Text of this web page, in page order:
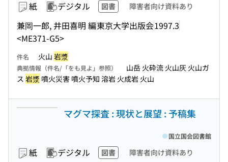
紙 デジタル 図書 障害者向け資料あり
兼岡一郎, 井田喜明 編東京大学出版会1997.3
<ME371-G5>
件名 火山 岩漿
典拠情報（件名/「をも見よ」参照）
山岳 火砕流 火山灰 火山ガ
ス 岩漿 噴火災害 噴火予知 溶岩 火成岩 火山
マグマ探査 : 現状と展望 : 予稿集
紙 デジタル 図書 障害者向け資料あり
国立国会図書館